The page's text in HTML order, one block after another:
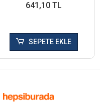
641,10 TL
SEPETE EKLE